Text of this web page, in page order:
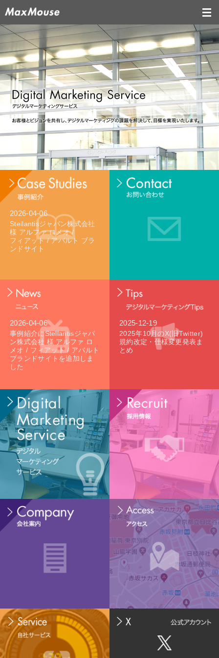
2026-04-06
Stellantisジャパン株式会社
様 アルファ ロメオ/
フィアット/アバルト ブラ
ンドサイト
2026-04-06
事例紹介にStellantisジャパ
ン株式会社 様 アルファ ロ
メオ / フィアット / アバルト
ブランドサイトを追加しま
した
2025-12-19
2025年10月のX(旧Twitter)
規約改定・仕様変更発表ま
とめ